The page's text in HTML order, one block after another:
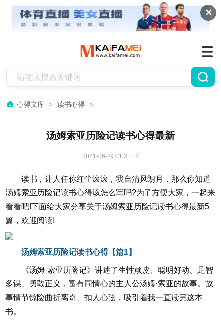
✕
心得文库 > 读书心得 >
汤姆索亚历险记读书心得最新
2021-06-29 01:21:14
读书，让人任你红尘滚滚，我自清风朗月，那么你知道
汤姆索亚历险记读书心得该怎么写吗?为了方便大家，一起来
看看吧!下面给大家分享关于汤姆索亚历险记读书心得最新5
篇，欢迎阅读!
汤姆索亚历险记读书心得【篇1】
《汤姆·索亚历险记》讲述了生性顽皮、聪明好动、足智
多谋、勇敢正义，富有同情心的主人公汤姆·索亚的故事。故
事情节惊险曲折离奇、扣人心弦，吸引着我一直读完这本
书。